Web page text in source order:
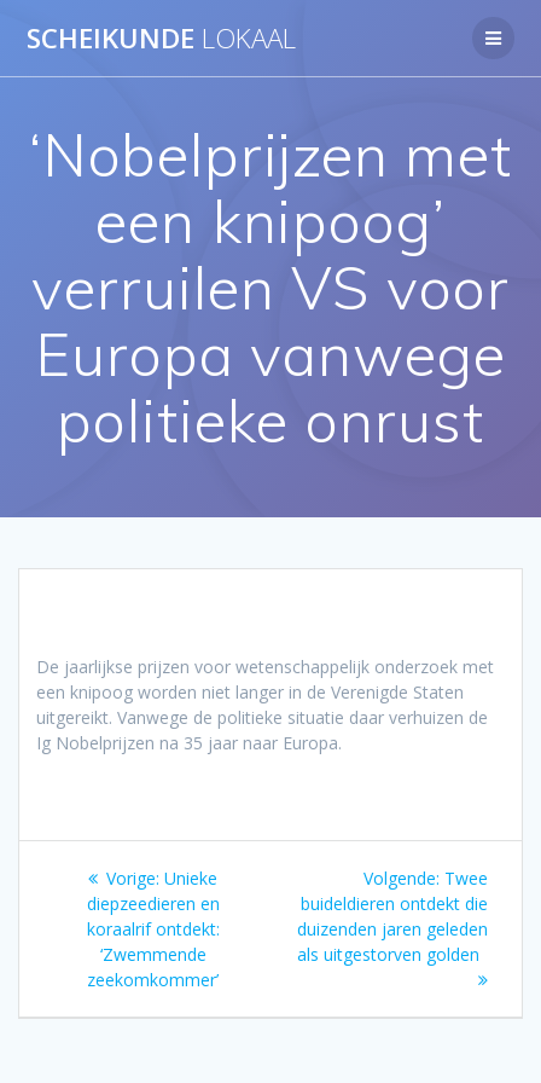
naar
SCHEIKUNDE LOKAAL
‘Nobelprijzen met
een knipoog’
verruilen VS voor
Europa vanwege
politieke onrust
De jaarlijkse prijzen voor wetenschappelijk onderzoek met
een knipoog worden niet langer in de Verenigde Staten
uitgereikt. Vanwege de politieke situatie daar verhuizen de
Ig Nobelprijzen na 35 jaar naar Europa.
Bericht
navigatie
Vorige: Vorig
bericht:
Unieke
diepzeedieren en
koraalrif ontdekt:
‘Zwemmende
zeekomkommer’
Volgende: Volgend
bericht:
Twee
buideldieren ontdekt die
duizenden jaren geleden
als uitgestorven golden